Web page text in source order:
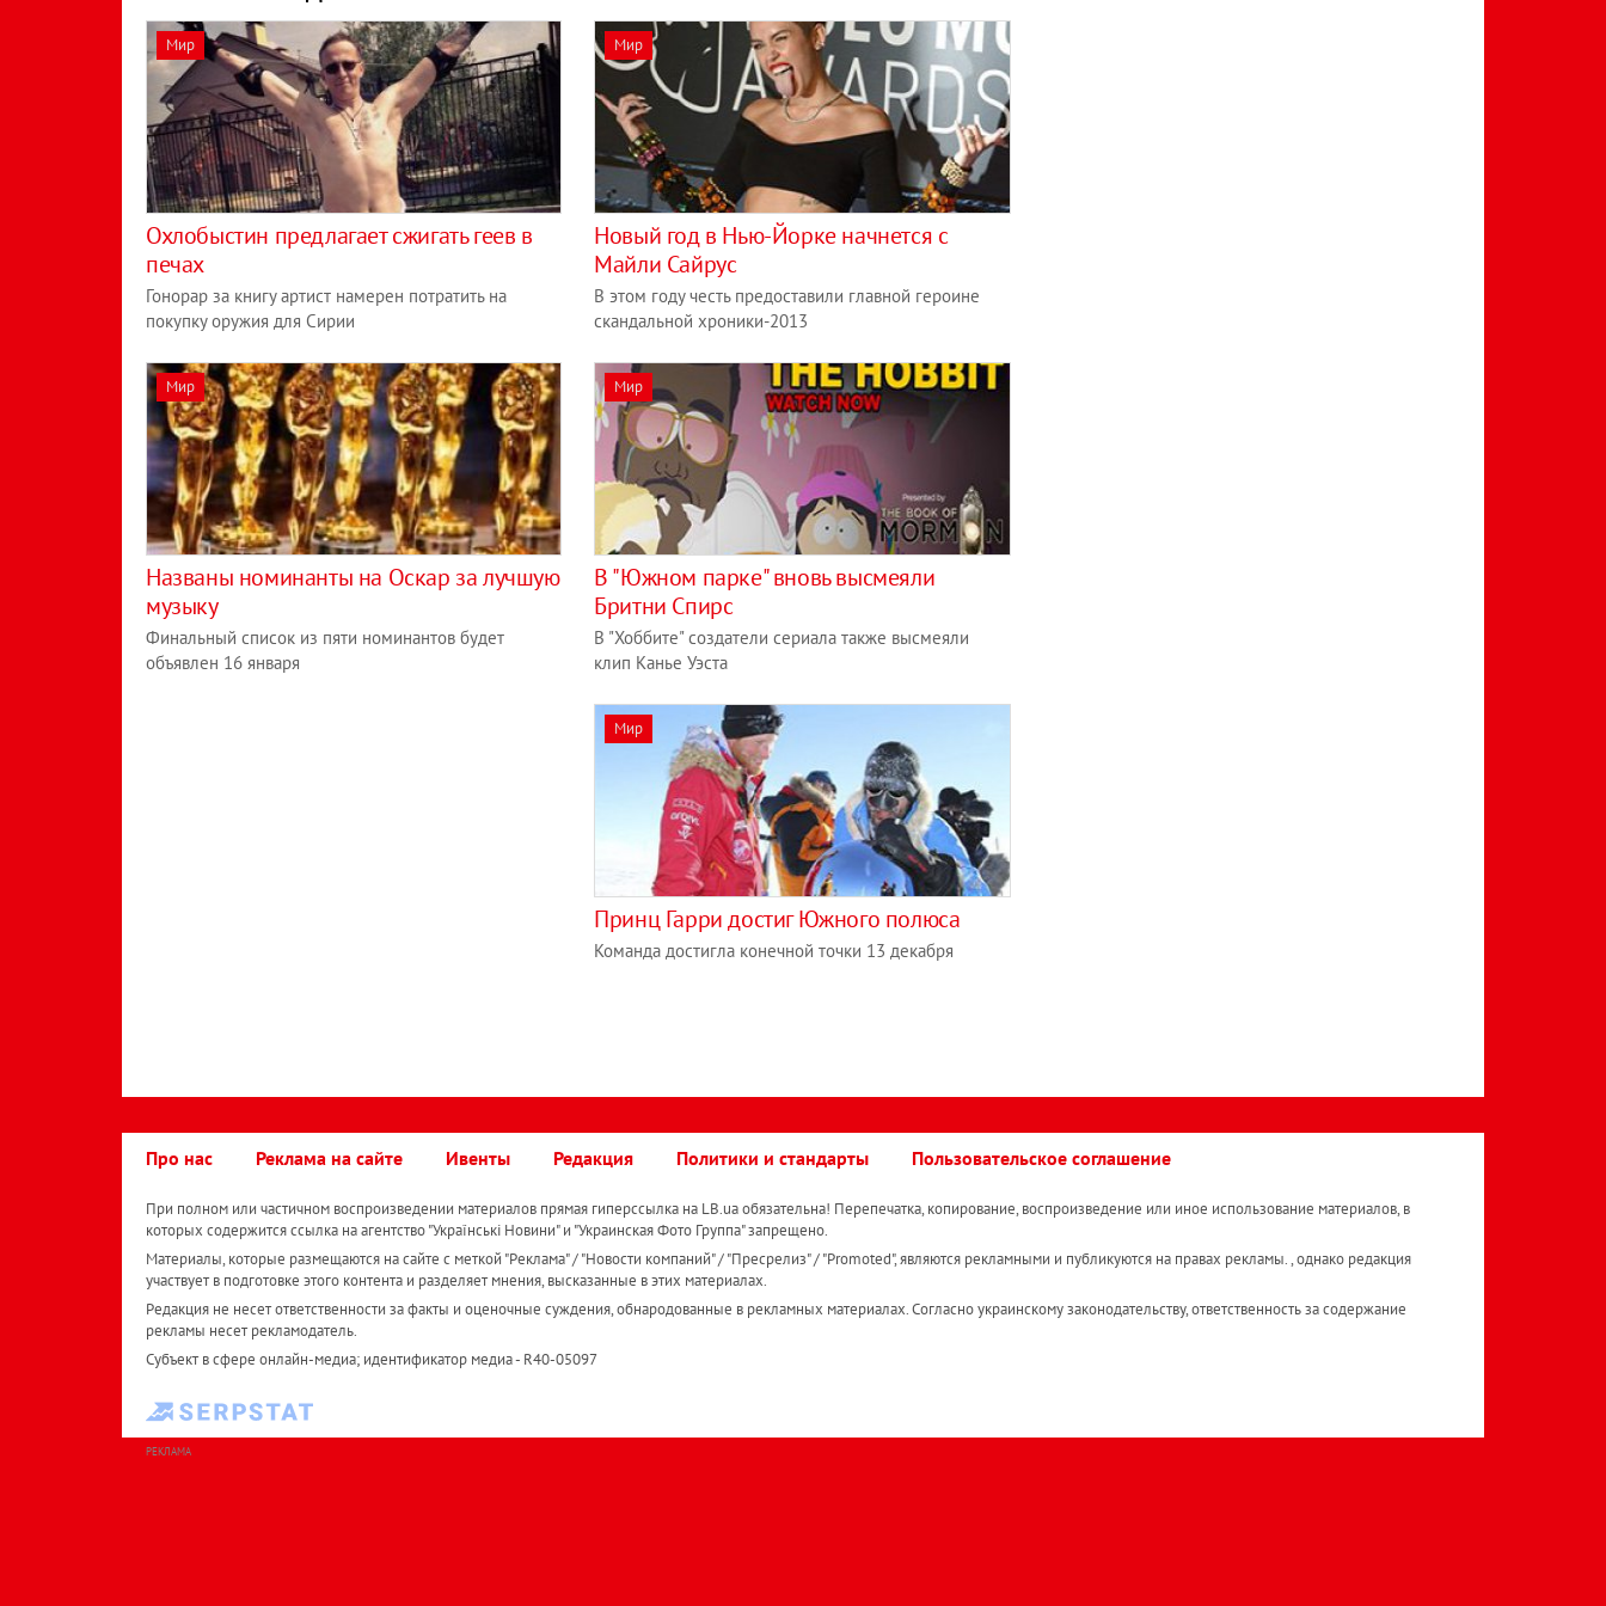
Мир
Охлобыстин предлагает сжигать геев в
печах
Гонорар за книгу артист намерен потратить на
покупку оружия для Сирии
Мир
Новый год в Нью-Йорке начнется с
Майли Сайрус
В этом году честь предоставили главной героине
скандальной хроники-2013
Мир
Названы номинанты на Оскар за лучшую
музыку
Финальный список из пяти номинантов будет
объявлен 16 января
Мир
В "Южном парке" вновь высмеяли
Бритни Спирс
В "Хоббите" создатели сериала также высмеяли
клип Канье Уэста
Мир
Принц Гарри достиг Южного полюса
Команда достигла конечной точки 13 декабря
Про нас Реклама на сайте Ивенты Редакция Политики и стандарты Пользовательское соглашение
При полном или частичном воспроизведении материалов прямая гиперссылка на LB.ua обязательна! Перепечатка, копирование, воспроизведение или иное использование материалов, в
которых содержится ссылка на агентство "Українськi Новини" и "Украинская Фото Группа" запрещено.
Материалы, которые размещаются на сайте с меткой "Реклама" / "Новости компаний" / "Пресрелиз" / "Promoted", являются рекламными и публикуются на правах рекламы. , однако редакция
участвует в подготовке этого контента и разделяет мнения, высказанные в этих материалах.
Редакция не несет ответственности за факты и оценочные суждения, обнародованные в рекламных материалах. Согласно украинскому законодательству, ответственность за содержание
рекламы несет рекламодатель.
Субъект в сфере онлайн-медиа; идентификатор медиа - R40-05097
РЕКЛАМА